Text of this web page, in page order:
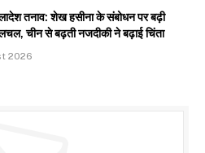
तनाव: शेख हसीना के संबोधन पर बढ़ी
चीन से बढ़ती नजदीकी ने बढ़ाई चिंता
2026